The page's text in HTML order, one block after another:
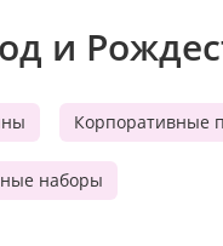
и
Корпоративные
наборы